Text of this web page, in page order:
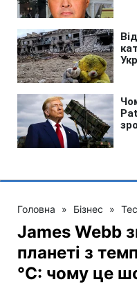
Головна » Бізнес »
James Webb
планеті з
°C: чому це